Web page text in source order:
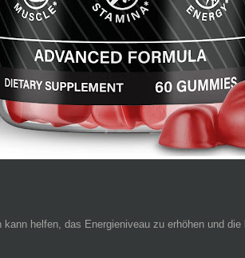
helfen, das Energieniveau zu erhöhen und